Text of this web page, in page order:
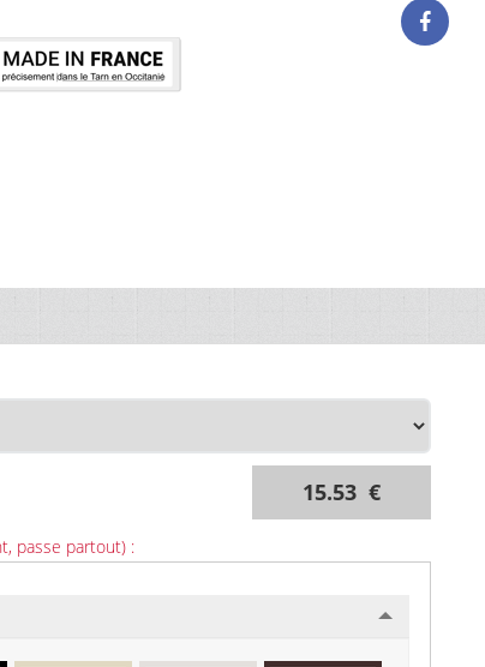
15.53 €
passe partout) :